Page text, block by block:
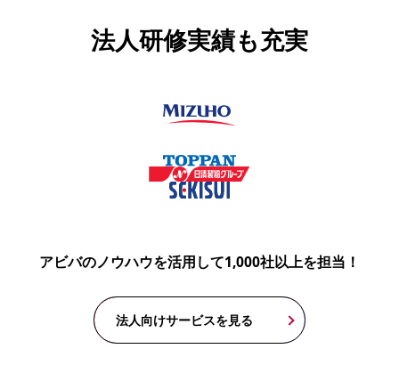
法人研修実績も充実
アビバのノウハウを活用して1,000社以上を担当！
法人向けサービスを見る